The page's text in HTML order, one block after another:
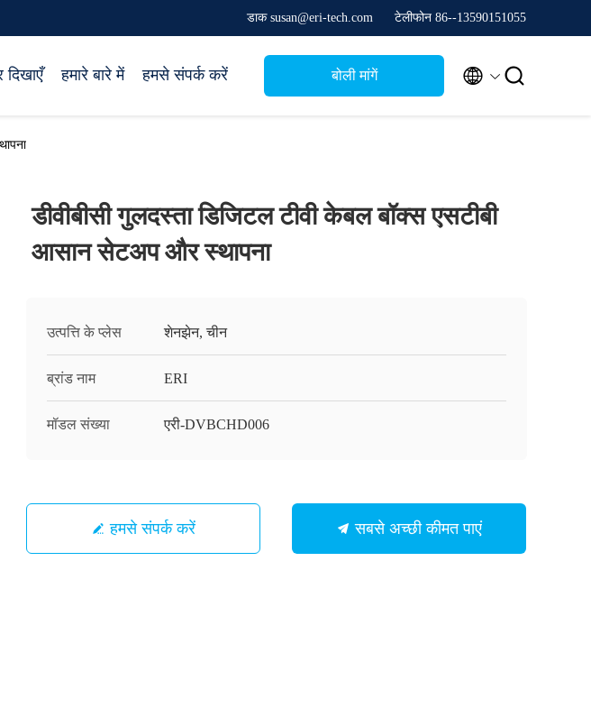
डाक susan@eri-tech.com टेलीफोन 86--13590151055
दिखाएँ हमारे बारे में हमसे संपर्क करें बोली मांगें  
डीवीबीसी गुलदस्ता डिजिटल टीवी केबल बॉक्स एसटीबी
आसान सेटअप और स्थापना
उत्पत्ति के प्लेस शेनझेन, चीन
ब्रांड नाम ERI
मॉडल संख्या एरी-DVBCHD006
हमसे संपर्क करें सबसे अच्छी कीमत पाएं